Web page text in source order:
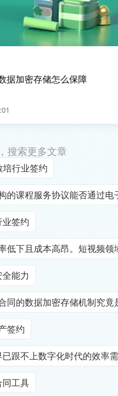
加密存储怎么保障
搜索更多文章
培行业签约
课程服务协议能否通过
签约
下且成本高昂。短视频
能力
的数据加密存储机制究
签约
跟不上数字化时代的效率
同工具